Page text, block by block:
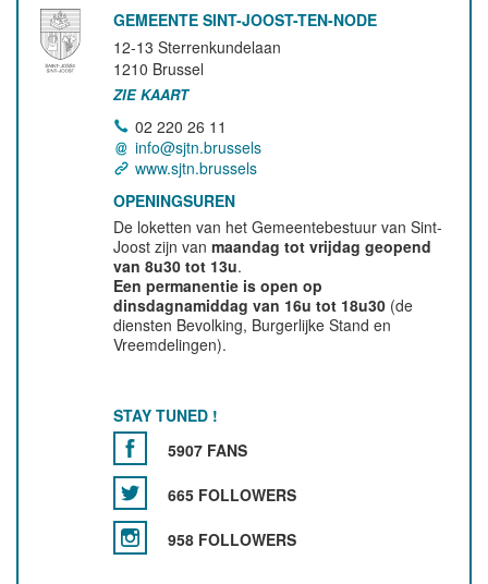
GEMEENTE SINT-JOOST-TEN-NODE
12-13 Sterrenkundelaan
1210 Brussel
ZIE KAART
02 220 26 11
info@sjtn.brussels
www.sjtn.brussels
OPENINGSUREN
De loketten van het Gemeentebestuur van Sint-
Joost zijn vanmaandag tot vrijdag geopend
van 8u30 tot 13u.
Een permanentie is open op
dinsdagnamiddag van 16u tot 18u30 (de
diensten Bevolking, Burgerlijke Stand en
Vreemdelingen).
STAY TUNED !
5907 FANS
665 FOLLOWERS
958 FOLLOWERS